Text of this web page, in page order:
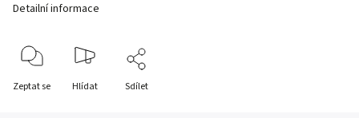
Detailní informace
Zeptat se Hlídat Sdílet